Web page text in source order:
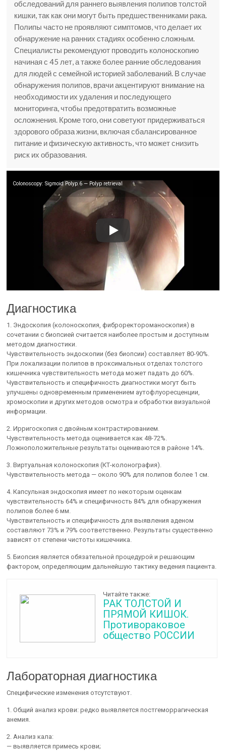
обследований для раннего выявления полипов толстой
кишки, так как они могут быть предшественниками рака.
Полипы часто не проявляют симптомов, что делает их
обнаружение на ранних стадиях особенно сложным.
Специалисты рекомендуют проводить колоноскопию
начиная с 45 лет, а также более ранние обследования
для людей с семейной историей заболеваний. В случае
обнаружения полипов, врачи акцентируют внимание на
необходимости их удаления и последующего
мониторинга, чтобы предотвратить возможные
осложнения. Кроме того, они советуют придерживаться
здорового образа жизни, включая сбалансированное
питание и физическую активность, что может снизить
риск их образования.
Colonoscopy: Sigmoid Polyp 6 — Polyp retrieval
Диагностика
1. Эндоскопия (колоноскопия, фиброректороманоскопия) в
сочетании с биопсией считается наиболее простым и доступным
методом диагностики.
Чувствительность эндоскопии (без биопсии) составляет 80-90%.
При локализации полипов в проксимальных отделах толстого
кишечника чувствительность метода может падать до 60%.
Чувствительность и специфичность диагностики могут быть
улучшены одновременным применением аутофлуоресценции,
хромоскопии и других методов осмотра и обработки визуальной
информации.
2. Ирригоскопия с двойным контрастированием.
Чувствительность метода оценивается как 48-72%.
Ложноположительные результаты оцениваются в районе 14%.
3. Виртуальная колоноскопия (КТ-колонография).
Чувствительность метода — около 90% для полипов более 1 см.
4. Капсульная эндоскопия имеет по некоторым оценкам
чувствительность 64% и специфичность 84% для обнаружения
полипов более 6 мм.
Чувствительность и специфичность для выявления аденом
составляют 73% и 79% соответственно. Результаты существенно
зависят от степени чистоты кишечника.
5. Биопсия является обязательной процедурой и решающим
фактором, определяющим дальнейшую тактику ведения пациента.
Читайте также:
РАК ТОЛСТОЙ И
ПРЯМОЙ КИШОК.
Противораковое
общество РОССИИ
Лабораторная диагностика
Специфические изменения отсутствуют.
1. Общий анализ крови: редко выявляется постгеморрагическая
анемия.
2. Анализ кала:
— выявляется примесь крови;